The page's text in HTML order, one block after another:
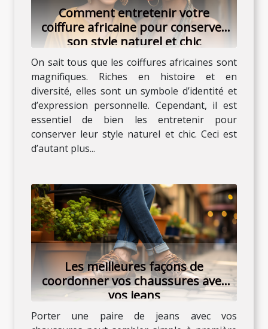
Comment entretenir votre
coiffure africaine pour conserver
son style naturel et chic
On sait tous que les coiffures africaines sont
magnifiques. Riches en histoire et en
diversité, elles sont un symbole d’identité et
d’expression personnelle. Cependant, il est
essentiel de bien les entretenir pour
conserver leur style naturel et chic. Ceci est
d’autant plus...
Les meilleures façons de
coordonner vos chaussures avec
vos jeans
Porter une paire de jeans avec vos